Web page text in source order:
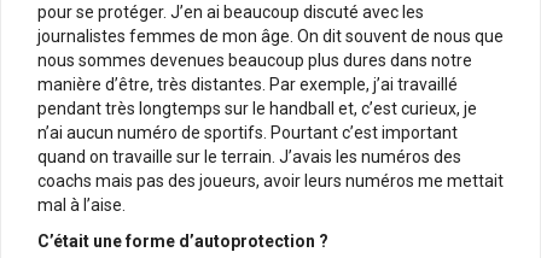
pour se protéger. J’en ai beaucoup discuté avec les
journalistes femmes de mon âge. On dit souvent de nous que
nous sommes devenues beaucoup plus dures dans notre
manière d’être, très distantes. Par exemple, j’ai travaillé
pendant très longtemps sur le handball et, c’est curieux, je
n’ai aucun numéro de sportifs. Pourtant c’est important
quand on travaille sur le terrain. J’avais les numéros des
coachs mais pas des joueurs, avoir leurs numéros me mettait
mal à l’aise.
C’était une forme d’autoprotection ?